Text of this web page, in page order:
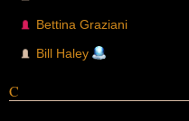
Bettina Graziani
Bill Haley
C